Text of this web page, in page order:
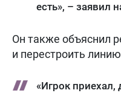
есть», – заявил
Он также объяснил
и перестроить
«Игрок приехал,